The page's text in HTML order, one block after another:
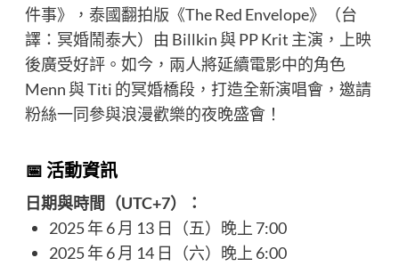
件事》，泰國翻拍版《The Red Envelope》（台
譯：冥婚鬧泰大）由 Billkin 與 PP Krit 主演，上映
後廣受好評。如今，兩人將延續電影中的角色
Menn 與 Titi 的冥婚橋段，打造全新演唱會，邀請
粉絲一同參與浪漫歡樂的夜晚盛會！
📅 活動資訊
日期與時間（UTC+7）：
2025 年 6 月 13 日（五）晚上 7:00
2025 年 6 月 14 日（六）晚上 6:00